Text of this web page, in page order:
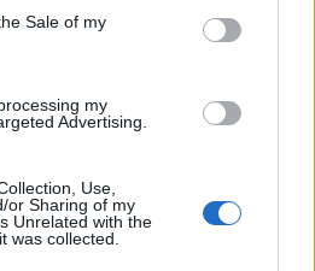
Sale of my
my
Advertising.
Use,
or Sharing of my
Unrelated with the
was collected.
της αποδεικνύει ότι η
για… ειδικές